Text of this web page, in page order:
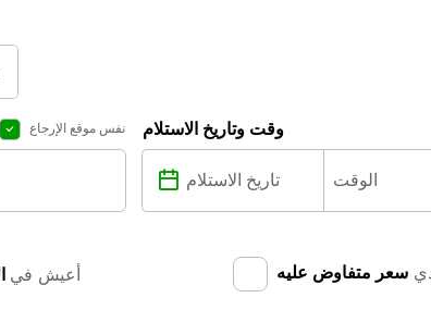
نفس موقع الإرجاع وقت وتاريخ الاستلام
أعيش في سعر متفاوض عليه